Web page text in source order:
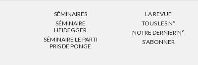
SÉMINAIRES
SÉMINAIRE
HEIDEGGER
SÉMINAIRE LE PARTI
PRIS DE PONGE
LA REVUE
TOUS LES N°
NOTRE DERNIER N°
S’ABONNER